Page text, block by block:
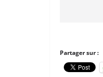
Partager sur :